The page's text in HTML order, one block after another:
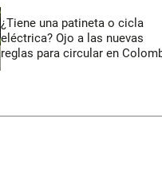
¿Tiene una patineta o cicla
eléctrica? Ojo a las nuevas
reglas para circular en